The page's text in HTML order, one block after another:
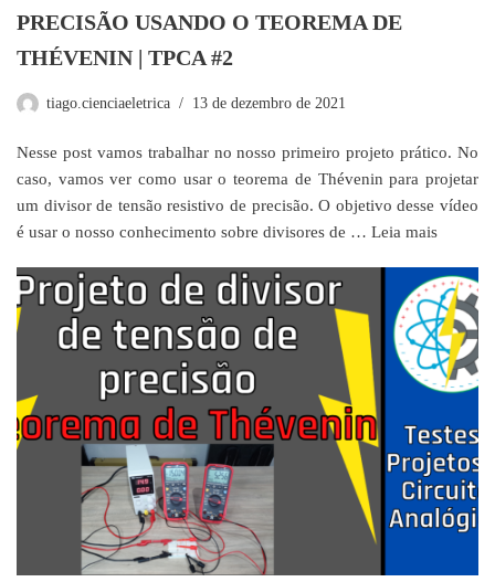
PRECISÃO USANDO O TEOREMA DE
THÉVENIN | TPCA #2
tiago.cienciaeletrica 13 de dezembro de 2021
Nesse post vamos trabalhar no nosso primeiro projeto prático. No
caso, vamos ver como usar o teorema de Thévenin para projetar
um divisor de tensão resistivo de precisão. O objetivo desse vídeo
é usar o nosso conhecimento sobre divisores de … Leia mais